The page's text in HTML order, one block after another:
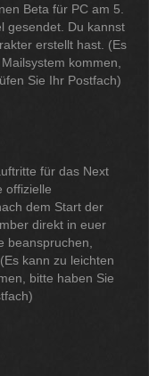
Beta für PC am 5.
gesendet. Du kannst
erstellt hast. (Es
kommen,
Sie Ihr Postfach)
für das Next
offizielle
dem Start der
direkt in euer
beanspruchen,
kann zu leichten
bitte haben Sie